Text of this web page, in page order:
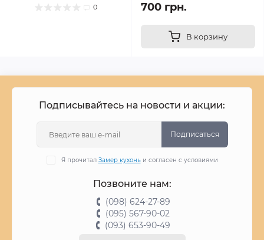
0 700 грн.
В корзину
Подписывайтесь на новости и акции:
Подписаться
Я прочитал Замер кухоньи согласен с условиями
Позвоните нам:
(098) 624-27-89
(095) 567-90-02
(093) 653-90-49